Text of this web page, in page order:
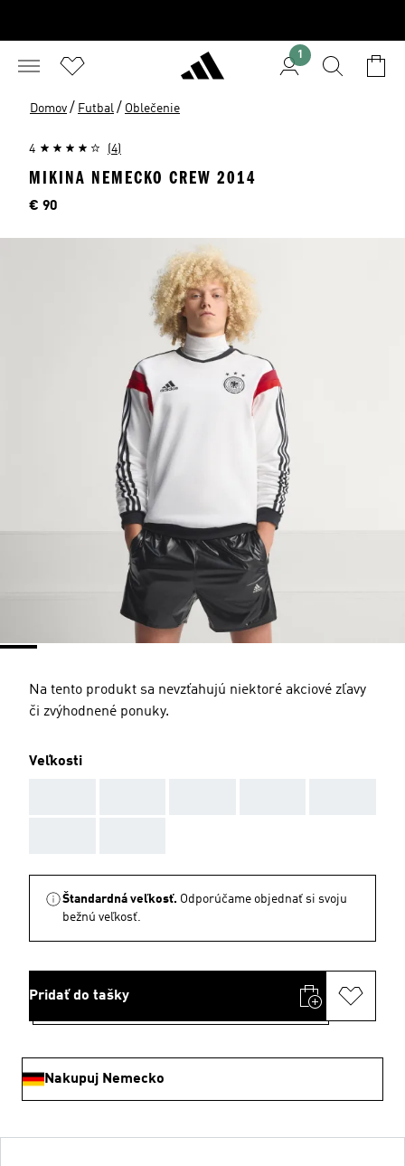
1
Domov / Futbal / Oblečenie
4 (4)
MIKINA NEMECKO CREW 2014
Cena
€ 90
Na tento produkt sa nevzťahujú niektoré akciové zľavy
či zvýhodnené ponuky.
Veľkosti
Štandardná veľkosť. Odporúčame objednať si svoju
bežnú veľkosť.
Pridať do tašky
Nakupuj Nemecko